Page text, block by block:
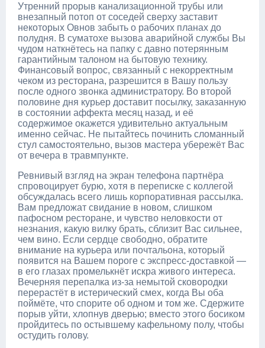
Утренний прорыв канализационной трубы или
внезапный потоп от соседей сверху заставит
некоторых Овнов забыть о рабочих планах до
полудня. В суматохе вызова аварийной службы Вы
чудом наткнётесь на папку с давно потерянным
гарантийным талоном на бытовую технику.
Финансовый вопрос, связанный с некорректным
чеком из ресторана, разрешится в Вашу пользу
после одного звонка администратору. Во второй
половине дня курьер доставит посылку, заказанную
в состоянии аффекта месяц назад, и её
содержимое окажется удивительно актуальным
именно сейчас. Не пытайтесь починить сломанный
стул самостоятельно, вызов мастера убережёт Вас
от вечера в травмпункте.
Ревнивый взгляд на экран телефона партнёра
спровоцирует бурю, хотя в переписке с коллегой
обсуждалась всего лишь корпоративная рассылка.
Вам предложат свидание в новом, слишком
пафосном ресторане, и чувство неловкости от
незнания, какую вилку брать, сблизит Вас сильнее,
чем вино. Если сердце свободно, обратите
внимание на курьера или почтальона, который
появится на Вашем пороге с экспресс-доставкой —
в его глазах промелькнёт искра живого интереса.
Вечерняя перепалка из-за немытой сковородки
перерастёт в истерический смех, когда Вы оба
поймёте, что спорите об одном и том же. Сдержите
порыв уйти, хлопнув дверью; вместо этого босиком
пройдитесь по остывшему кафельному полу, чтобы
остудить голову.